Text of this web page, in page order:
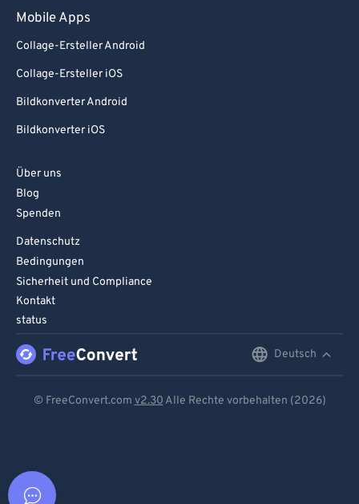
Mobile Apps
Collage-Ersteller Android
Collage-Ersteller iOS
Bildkonverter Android
Bildkonverter iOS
Über uns
Blog
Spenden
Datenschutz
Bedingungen
Sicherheit und Compliance
Kontakt
status
Deutsch
© FreeConvert.com v2.30 Alle Rechte vorbehalten (2026)